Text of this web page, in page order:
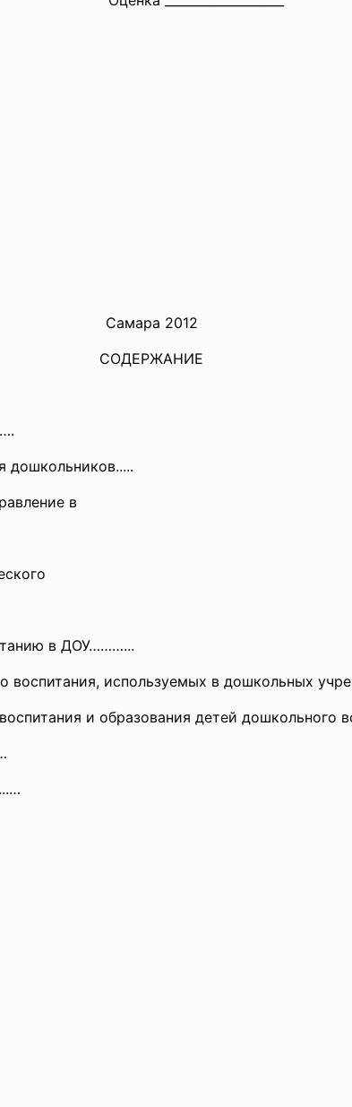
Самара 2012
СОДЕРЖАНИЕ
….
дошкольников.....
в
в ДОУ………...
воспитания, используемых в дошкольных
и образования детей дошкольного